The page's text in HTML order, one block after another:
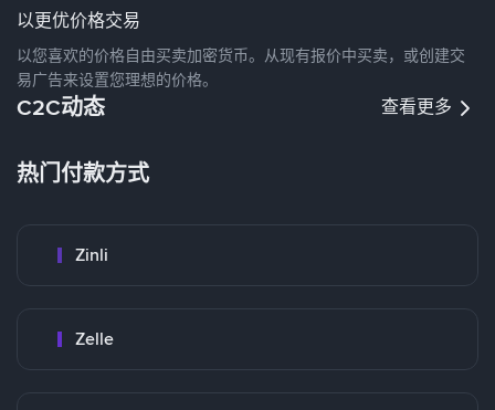
以更优价格交易
以您喜欢的价格自由买卖加密货币。从现有报价中买卖，或创建交
易广告来设置您理想的价格。
C2C动态 查看更多
热门付款方式
Zinli
Zelle